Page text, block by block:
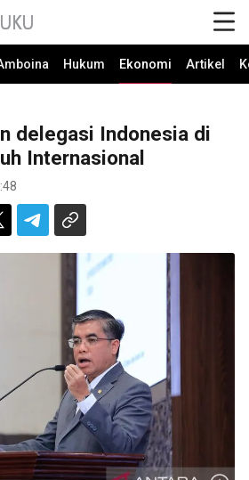
Hukum Ekonomi Artikel
delegasi Indonesia di
Internasional